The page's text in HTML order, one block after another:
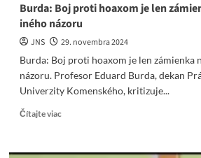
Burda: Boj proti hoaxom je len
iného názoru
JNS
29. novembra 2024
Burda: Boj proti hoaxom je len zámienka
názoru. Profesor Eduard Burda, dekan
Univerzity Komenského, kritizuje...
Čítajte viacRead
Burda: